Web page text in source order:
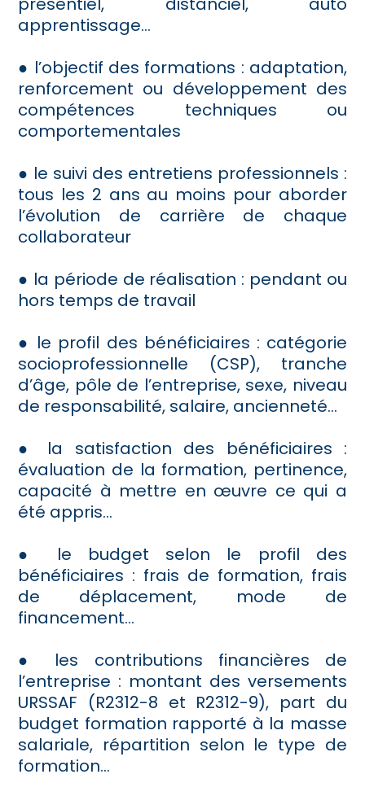
apprentissage...
● l’objectif des formations : adaptation,
renforcement ou développement des
compétences techniques ou
comportementales
● le suivi des entretiens professionnels :
tous les 2 ans au moins pour aborder
l’évolution de carrière de chaque
collaborateur
● la période de réalisation : pendant ou
hors temps de travail
● le profil des bénéficiaires : catégorie
socioprofessionnelle (CSP), tranche
d’âge, pôle de l’entreprise, sexe, niveau
de responsabilité, salaire, ancienneté…
● la satisfaction des bénéficiaires :
évaluation de la formation, pertinence,
capacité à mettre en œuvre ce qui a
été appris...
● le budget selon le profil des
bénéficiaires : frais de formation, frais
de déplacement, mode de
financement…
● les contributions financières de
l’entreprise : montant des versements
URSSAF (R2312-8 et R2312-9), part du
budget formation rapporté à la masse
salariale, répartition selon le type de
formation…